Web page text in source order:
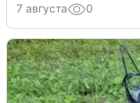
7 августа 0